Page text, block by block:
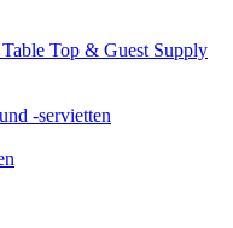
Table Top & Guest Supply
-servietten